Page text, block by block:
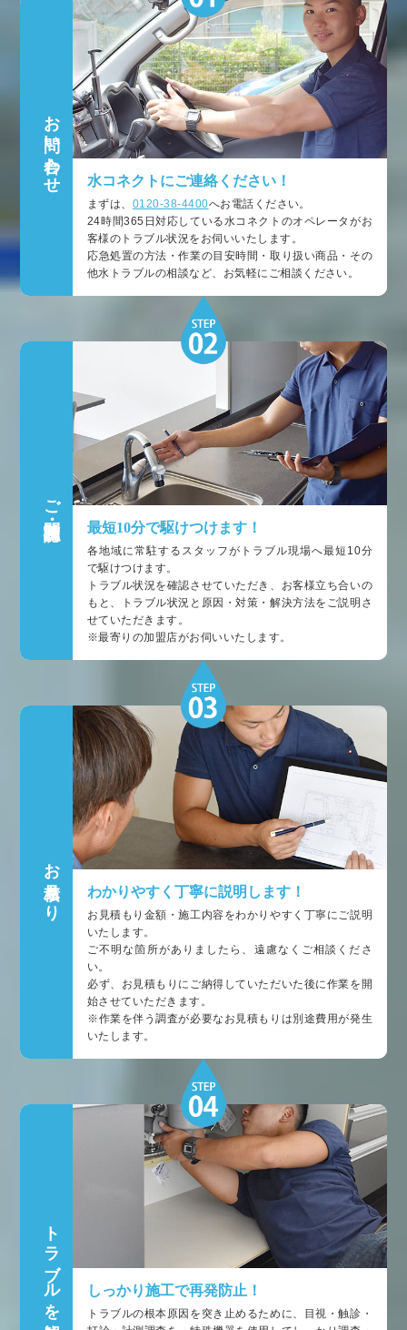
お問い合わせ 水コネクトにご連絡ください！
まずは、 0120-38-4400へお電話ください。
24時間365日対応している水コネクトのオペレータがお
客様のトラブル状況をお伺いいたします。
応急処置の方法・作業の目安時間・取り扱い商品・その
他水トラブルの相談など、お気軽にご相談ください。
ご訪問・状況確認
最短10分で駆けつけます！
各地域に常駐するスタッフがトラブル現場へ最短10分
で駆けつけます。
トラブル状況を確認させていただき、お客様立ち合いの
もと、トラブル状況と原因・対策・解決方法をご説明さ
せていただきます。
※最寄りの加盟店がお伺いいたします。
お見積もり わかりやすく丁寧に説明します！
お見積もり金額・施工内容をわかりやすく丁寧にご説明
いたします。
ご不明な箇所がありましたら、遠慮なくご相談くださ
い。
必ず、お見積もりにご納得していただいた後に作業を開
始させていただきます。
※作業を伴う調査が必要なお見積もりは別途費用が発生
いたします。
トラブルを解決 しっかり施工で再発防止！
トラブルの根本原因を突き止めるために、目視・触診・